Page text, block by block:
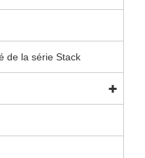
de la série Stack